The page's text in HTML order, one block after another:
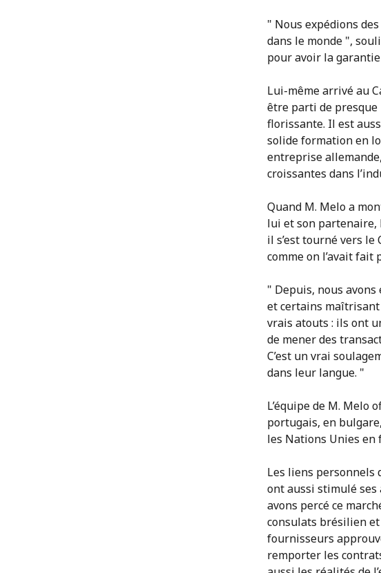
" Nous expédions
dans le monde ",
pour avoir la garantie
Lui-même arrivé au
être parti de
florissante. Il est
solide formation en
entreprise
croissantes dans
Quand M. Melo a
lui et son partenaire,
il s’est tourné vers
comme on l’avait fait
" Depuis, nous
et certains maîtrisant
vrais atouts : ils ont
de mener des
C’est un vrai
dans leur langue. "
L’équipe de M. Melo
portugais, en
les Nations Unies en
Les liens personnels
ont aussi stimulé ses
avons percé ce
consulats brésilien
fournisseurs
remporter les